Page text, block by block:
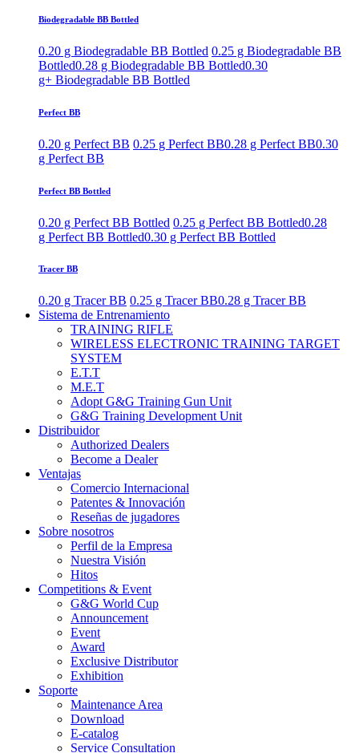
Biodegradable BB Bottled
0.20 g Biodegradable BB Bottled 0.25 g Biodegradable BB
Bottled0.28 g Biodegradable BB Bottled0.30
g+ Biodegradable BB Bottled
Perfect BB
0.20 g Perfect BB 0.25 g Perfect BB0.28 g Perfect BB0.30
g Perfect BB
Perfect BB Bottled
0.20 g Perfect BB Bottled 0.25 g Perfect BB Bottled0.28
g Perfect BB Bottled0.30 g Perfect BB Bottled
Tracer BB
0.20 g Tracer BB 0.25 g Tracer BB0.28 g Tracer BB
Sistema de Entrenamiento
TRAINING RIFLE
WIRELESS ELECTRONIC TRAINING TARGET
SYSTEM
E.T.T
M.E.T
Adopt G&G Training Gun Unit
G&G Training Development Unit
Distribuidor
Authorized Dealers
Become a Dealer
Ventajas
Comercio Internacional
Patentes & Innovación
Reseñas de jugadores
Sobre nosotros
Perfil de la Empresa
Nuestra Visión
Hitos
Competitions & Event
G&G World Cup
Announcement
Event
Award
Exclusive Distributor
Exhibition
Soporte
Maintenance Area
Download
E-catalog
Service Consultation